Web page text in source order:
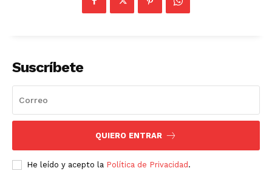
Suscríbete
QUIERO ENTRAR
He leído y acepto la Política de Privacidad.